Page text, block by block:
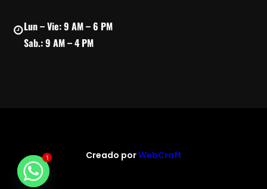
Lun – Vie: 9 AM – 6 PM
Sab.: 9 AM – 4 PM
Creado porWebCraft
1